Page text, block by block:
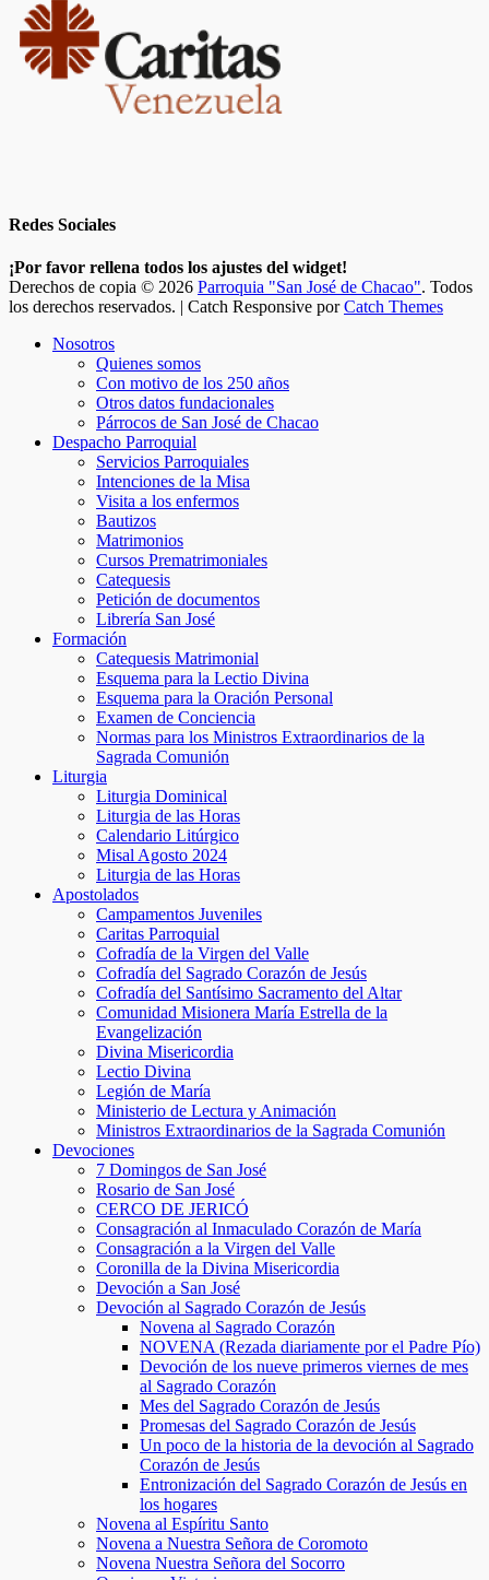
Redes Sociales
Facebook
Twitter
Correo
electrónico
Instagram
Teléfono
¡Por favor rellena todos los ajustes del widget!
Derechos de copia © 2026 Parroquia "San José de Chacao". Todos
los derechos reservados. | Catch Responsive porCatch Themes
Nosotros
Quienes somos
Con motivo de los 250 años
Otros datos fundacionales
Párrocos de San José de Chacao
Despacho Parroquial
Servicios Parroquiales
Intenciones de la Misa
Visita a los enfermos
Bautizos
Matrimonios
Cursos Prematrimoniales
Catequesis
Petición de documentos
Librería San José
Formación
Catequesis Matrimonial
Esquema para la Lectio Divina
Esquema para la Oración Personal
Examen de Conciencia
Normas para los Ministros Extraordinarios de la
Sagrada Comunión
Liturgia
Liturgia Dominical
Liturgia de las Horas
Calendario Litúrgico
Misal Agosto 2024
Liturgia de las Horas
Apostolados
Campamentos Juveniles
Caritas Parroquial
Cofradía de la Virgen del Valle
Cofradía del Sagrado Corazón de Jesús
Cofradía del Santísimo Sacramento del Altar
Comunidad Misionera María Estrella de la
Evangelización
Divina Misericordia
Lectio Divina
Legión de María
Ministerio de Lectura y Animación
Ministros Extraordinarios de la Sagrada Comunión
Devociones
7 Domingos de San José
Rosario de San José
CERCO DE JERICÓ
Consagración al Inmaculado Corazón de María
Consagración a la Virgen del Valle
Coronilla de la Divina Misericordia
Devoción a San José
Devoción al Sagrado Corazón de Jesús
Novena al Sagrado Corazón
NOVENA (Rezada diariamente por el Padre Pío)
Devoción de los nueve primeros viernes de mes
al Sagrado Corazón
Mes del Sagrado Corazón de Jesús
Promesas del Sagrado Corazón de Jesús
Un poco de la historia de la devoción al Sagrado
Corazón de Jesús
Entronización del Sagrado Corazón de Jesús en
los hogares
Novena al Espíritu Santo
Novena a Nuestra Señora de Coromoto
Novena Nuestra Señora del Socorro